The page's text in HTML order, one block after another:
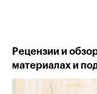
Рецензии и
материалах и